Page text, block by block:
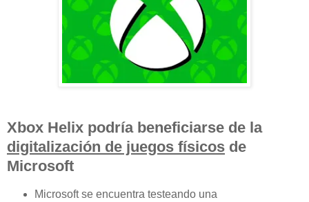
Xbox Helix podría beneficiarse de la
digitalización de juegos físicos de
Microsoft
Microsoft se encuentra testeando una